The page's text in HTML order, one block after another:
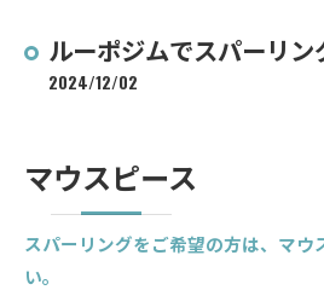
ルーポジムでスパーリ
2024/12/02
マウスピース
スパーリングをご希望の方は、マウ
い。